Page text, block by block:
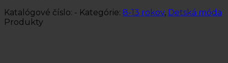
Katalógové číslo: - Kategórie: 8-13 rokov, Detská móda
Produkty